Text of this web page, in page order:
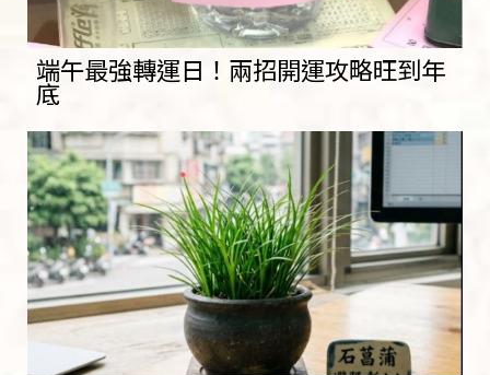
端午最強轉運日！兩招開運攻略旺到年
底